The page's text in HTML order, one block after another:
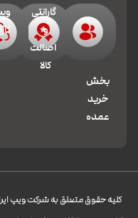
بخش
خرید
عمده
گارانتی
و
اصالت
کالا
کليه حقوق متعلق به شرکت ویپ